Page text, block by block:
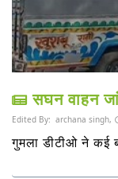
सघन वाहन
Edited By: archana singh,
गुमला डीटीओ ने कई